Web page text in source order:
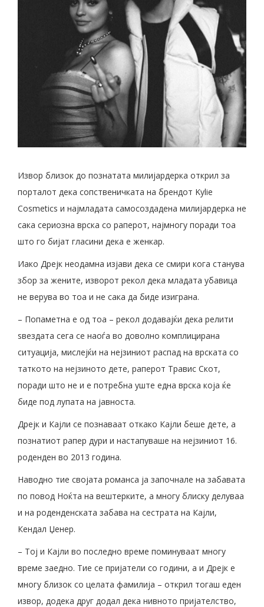
Извор близок до познатата милијардерка открил за
порталот дека сопственичката на брендот Kylie
Cosmetics и најмладата самосоздадена милијардерка не
сака сериозна врска со раперот, најмногу поради тоа
што го бијат гласини дека е женкар.
Иако Дрејк неодамна изјави дека се смири кога станува
збор за жените, изворот рекол дека младата убавица
не верува во тоа и не сака да биде изиграна.
– Попаметна е од тоа – рекол додавајќи дека релити
ѕвездата сега се наоѓа во доволно комплицирана
ситуација, мислејќи на нејзиниот распад на врската со
таткото на нејзиното дете, раперот Травис Скот,
поради што не и е потребна уште една врска која ќе
биде под лупата на јавноста.
Дрејк и Кајли се познаваат откако Кајли беше дете, а
познатиот рапер дури и настапуваше на нејзиниот 16.
роденден во 2013 година.
Наводно тие својата романса ја започнале на забавата
по повод Ноќта на вештерките, а многу блиску делуваа
и на роденденската забава на сестрата на Кајли,
Кендал Џенер.
– Тој и Кајли во последно време поминуваат многу
време заедно. Тие се пријатели со години, а и Дрејк е
многу близок со целата фамилија – открил тогаш еден
извор, додека друг додал дека нивното пријателство,